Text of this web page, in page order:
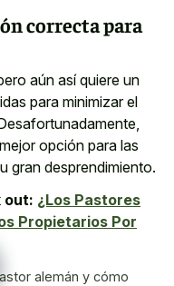
correcta para
aún así quiere un
para minimizar el
opción para las
gran desprendimiento.
out: ¿Los Pastores
Propietarios Por
alemán y cómo